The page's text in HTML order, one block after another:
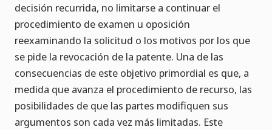
decisión recurrida, no limitarse a continuar el
procedimiento de examen u oposición
reexaminando la solicitud o los motivos por los que
se pide la revocación de la patente. Una de las
consecuencias de este objetivo primordial es que, a
medida que avanza el procedimiento de recurso, las
posibilidades de que las partes modifiquen sus
argumentos son cada vez más limitadas. Este